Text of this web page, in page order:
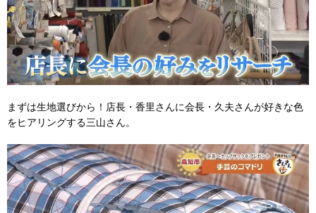
まずは生地選びから！店長・香里さんに会長・久夫さんが好きな色
をヒアリングする三山さん。